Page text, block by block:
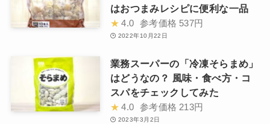
はおつまみレシピに便利な一品
★ 4.0 参考価格 537円
2022年10月22日
業務スーパーの「冷凍そらまめ」
はどうなの？ 風味・食べ方・コ
スパをチェックしてみた
★ 4.0 参考価格 213円
2023年3月2日